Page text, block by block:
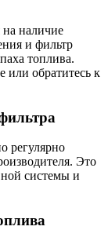
на наличие
и фильтр
топлива.
или обратитесь к
регулярно
Это
системы и